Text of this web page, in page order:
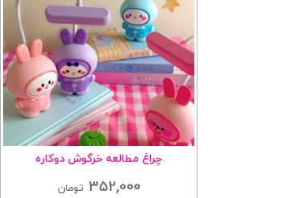
چراغ مطالعه خرگوش دوکاره
352,000 تومان